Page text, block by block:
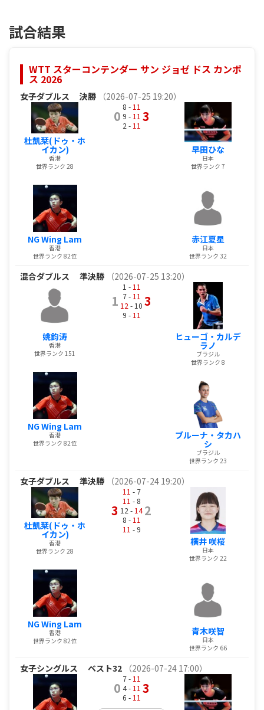
試合結果
WTT スターコンテンダー サン ジョゼ ドス カンポ
ス 2026
女子ダブルス 決勝 （2026-07-25 19:20）
杜凱栞(ドゥ・ホ
イカン)
香港
世界ランク 28
NG Wing Lam
香港
世界ランク 82位
0
8 -11
9 -11
2 -11
3
早田ひな
日本
世界ランク 7
赤江夏星
日本
世界ランク 32
混合ダブルス 準決勝 （2026-07-25 13:20）
姚鈞涛
香港
世界ランク 151
NG Wing Lam
香港
世界ランク 82位
1
1 - 11
7 - 11
12 - 10
9 - 11
3
ヒューゴ・カルデ
ラノ
ブラジル
世界ランク 8
ブルーナ・タカハ
シ
ブラジル
世界ランク 23
女子ダブルス 準決勝 （2026-07-24 19:20）
杜凱栞(ドゥ・ホ
イカン)
香港
世界ランク 28
NG Wing Lam
香港
世界ランク 82位
3
11 - 7
11 - 8
12 - 14
8 - 11
11 - 9
2
横井 咲桜
日本
世界ランク 22
青木咲智
日本
世界ランク 66
女子シングルス ベスト32 （2026-07-24 17:00）
0
7 - 11
4 - 11
6 - 11
3